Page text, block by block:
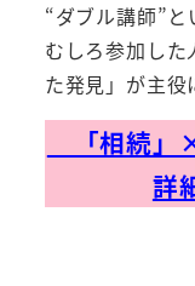
“ダブル講師”と
むしろ参加し
た発見」が主役
「相続」
詳